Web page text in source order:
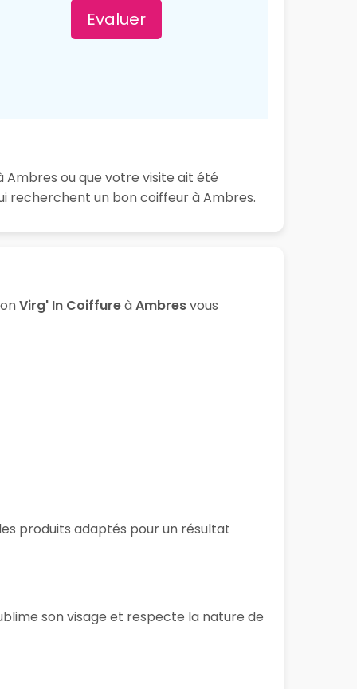
Evaluer
Ambres ou que votre visite ait été
recherchent un bon coiffeur à Ambres.
Virg' In CoiffureàAmbresvous
produits adaptés pour un résultat
son visage et respecte la nature de